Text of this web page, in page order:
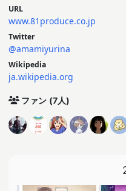
URL
www.81produce.co.jp
Twitter
@amamiyurina
Wikipedia
ja.wikipedia.org
ファン (7人)